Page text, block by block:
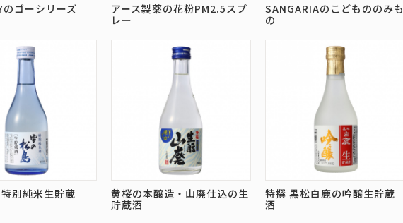
のゴーシリーズ
アース製薬の花粉PM2.5スプ
レー
SANGARIAのこどもののみも
の
別純米生貯蔵
黄桜の本醸造・山廃仕込の生
貯蔵酒
特撰 黒松白鹿の吟醸生貯蔵
酒